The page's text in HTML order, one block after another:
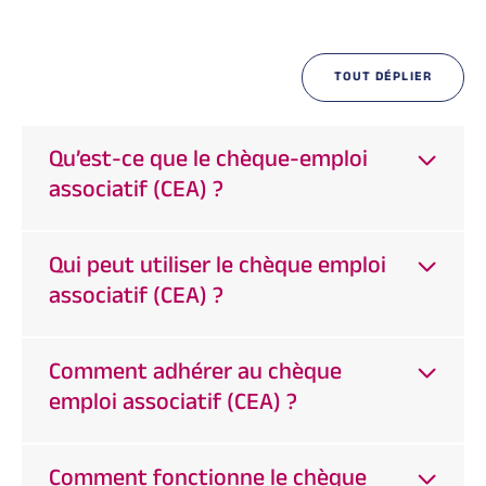
TOUT DÉPLIER
Qu’est-ce que le chèque-emploi
associatif (CEA) ?
Qui peut utiliser le chèque emploi
associatif (CEA) ?
Comment adhérer au chèque
emploi associatif (CEA) ?